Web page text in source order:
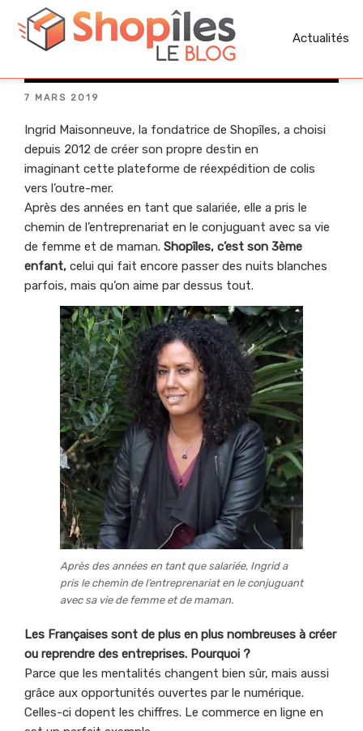
contenu
Actualités
ÉTIQUETTE : ENTREPRENARIAT
PUBLIÉ
7 MARS 2019
Ingrid Maisonneuve, la fondatrice de Shopîles, a choisi
depuis 2012 de créer son propre destin en
imaginant cette plateforme de réexpédition de colis
vers l’outre-mer.
Après des années en tant que salariée, elle a pris le
chemin de l’entreprenariat en le conjuguant avec sa vie
de femme et de maman. Shopîles, c’est son 3ème
enfant, celui qui fait encore passer des nuits blanches
parfois, mais qu’on aime par dessus tout.
Après des années en tant que salariée, Ingrid a
pris le chemin de l’entreprenariat en le conjuguant
avec sa vie de femme et de maman.
Les Françaises sont de plus en plus nombreuses à créer
ou reprendre des entreprises. Pourquoi ?
Parce que les mentalités changent bien sûr, mais aussi
grâce aux opportunités ouvertes par le numérique.
Celles-ci dopent les chiffres. Le commerce en ligne en